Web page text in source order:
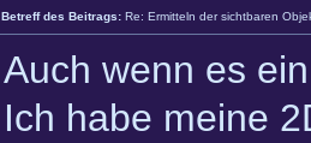
Betreff des Beitrags: Re: Ermitteln der sichtbaren
Auch wenn es
Ich habe meine